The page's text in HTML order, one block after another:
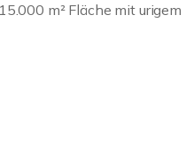
m² Fläche mit urigem